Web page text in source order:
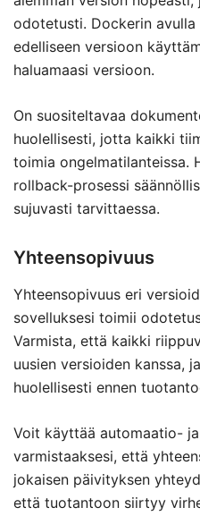
odotetusti. Dockerin
edelliseen versioon
haluamaasi versioon.
On suositeltavaa
huolellisesti, jotta kaikki
toimia ongelmatilanteissa.
rollback-prosessi
sujuvasti tarvittaessa.
Yhteensopivuus
Yhteensopivuus eri
sovelluksesi toimii
Varmista, että kaikki
uusien versioiden kanssa,
huolellisesti ennen
Voit käyttää automaatio-
varmistaaksesi, että
jokaisen päivityksen
että tuotantoon siirtyy